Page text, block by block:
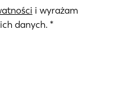
i wyrażam
danych.